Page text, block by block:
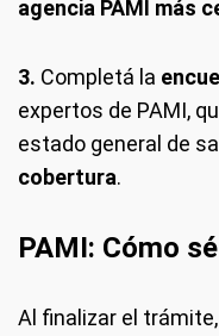
agencia PAMI más
3. Completá la
expertos de PAMI,
estado general de
cobertura.
PAMI: Cómo
Al finalizar el